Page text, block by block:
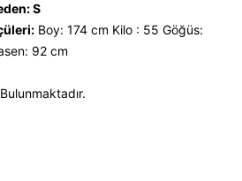
S
Boy: 174 cm Kilo : 55 Göğüs:
92 cm